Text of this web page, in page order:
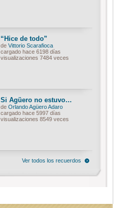
“Hice de todo”
de Vittorio Scarafioca
cargado hace 6198 días
visualizaciones 7484 veces
Si Agüero no estuvo…
de Orlando Agüero Adaro
cargado hace 5997 días
visualizaciones 8549 veces
Ver todos los recuerdos